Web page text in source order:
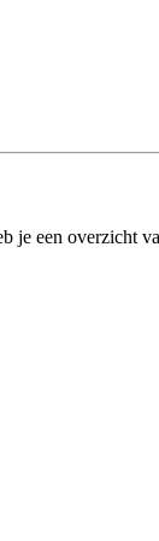
je een overzicht